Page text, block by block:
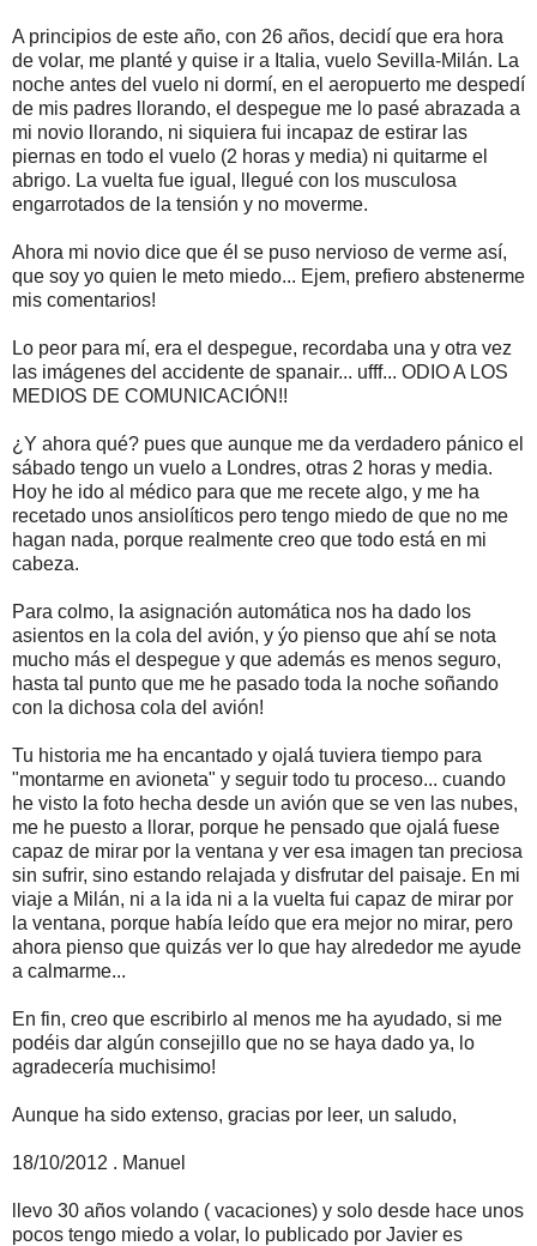
A principios de este año, con 26 años, decidí que era hora
de volar, me planté y quise ir a Italia, vuelo Sevilla-Milán. La
noche antes del vuelo ni dormí, en el aeropuerto me despedí
de mis padres llorando, el despegue me lo pasé abrazada a
mi novio llorando, ni siquiera fui incapaz de estirar las
piernas en todo el vuelo (2 horas y media) ni quitarme el
abrigo. La vuelta fue igual, llegué con los musculosa
engarrotados de la tensión y no moverme.
Ahora mi novio dice que él se puso nervioso de verme así,
que soy yo quien le meto miedo... Ejem, prefiero abstenerme
mis comentarios!
Lo peor para mí, era el despegue, recordaba una y otra vez
las imágenes del accidente de spanair... ufff... ODIO A LOS
MEDIOS DE COMUNICACIÓN!!
¿Y ahora qué? pues que aunque me da verdadero pánico el
sábado tengo un vuelo a Londres, otras 2 horas y media.
Hoy he ido al médico para que me recete algo, y me ha
recetado unos ansiolíticos pero tengo miedo de que no me
hagan nada, porque realmente creo que todo está en mi
cabeza.
Para colmo, la asignación automática nos ha dado los
asientos en la cola del avión, y ýo pienso que ahí se nota
mucho más el despegue y que además es menos seguro,
hasta tal punto que me he pasado toda la noche soñando
con la dichosa cola del avión!
Tu historia me ha encantado y ojalá tuviera tiempo para
"montarme en avioneta" y seguir todo tu proceso... cuando
he visto la foto hecha desde un avión que se ven las nubes,
me he puesto a llorar, porque he pensado que ojalá fuese
capaz de mirar por la ventana y ver esa imagen tan preciosa
sin sufrir, sino estando relajada y disfrutar del paisaje. En mi
viaje a Milán, ni a la ida ni a la vuelta fui capaz de mirar por
la ventana, porque había leído que era mejor no mirar, pero
ahora pienso que quizás ver lo que hay alrededor me ayude
a calmarme...
En fin, creo que escribirlo al menos me ha ayudado, si me
podéis dar algún consejillo que no se haya dado ya, lo
agradecería muchisimo!
Aunque ha sido extenso, gracias por leer, un saludo,
18/10/2012 . Manuel
llevo 30 años volando ( vacaciones) y solo desde hace unos
pocos tengo miedo a volar, lo publicado por Javier es